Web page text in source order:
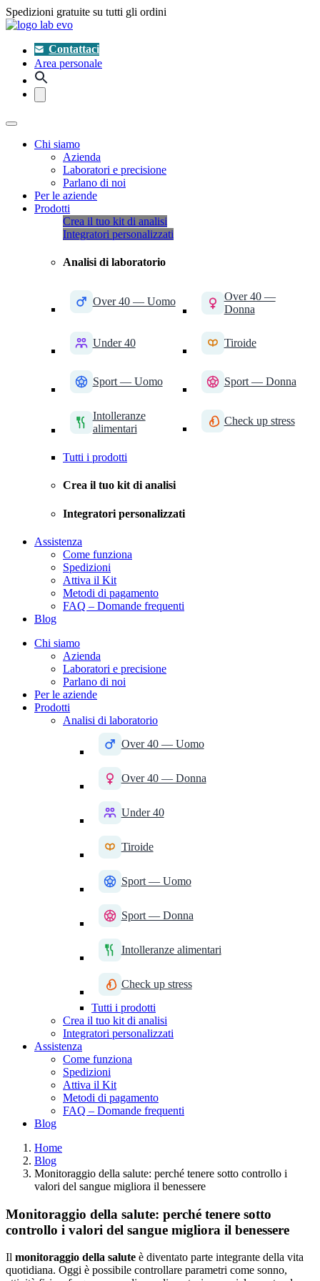
Spedizioni gratuite su tutti gli ordini
Contattaci
Area personale
Chi siamo
Azienda
Laboratori e precisione
Parlano di noi
Per le aziende
Prodotti
Crea il tuo kit di analisi
Integratori personalizzati
Analisi di laboratorio
Over 40 — Uomo
Over 40 —
Donna
Under 40 Tiroide
Sport — Uomo Sport — Donna
Intolleranze
alimentari
Check up stress
Tutti i prodotti
Crea il tuo kit di analisi
Integratori personalizzati
Assistenza
Come funziona
Spedizioni
Attiva il Kit
Metodi di pagamento
FAQ – Domande frequenti
Blog
Chi siamo
Azienda
Laboratori e precisione
Parlano di noi
Per le aziende
Prodotti
Analisi di laboratorio
Over 40 — Uomo
Over 40 — Donna
Under 40
Tiroide
Sport — Uomo
Sport — Donna
Intolleranze alimentari
Check up stress
Tutti i prodotti
Crea il tuo kit di analisi
Integratori personalizzati
Assistenza
Come funziona
Spedizioni
Attiva il Kit
Metodi di pagamento
FAQ – Domande frequenti
Blog
Home
Blog
Monitoraggio della salute: perché tenere sotto controllo i
valori del sangue migliora il benessere
Monitoraggio della salute: perché tenere sotto
controllo i valori del sangue migliora il benessere
Il monitoraggio della salute è diventato parte integrante della vita
quotidiana. Oggi è possibile controllare parametri come sonno,